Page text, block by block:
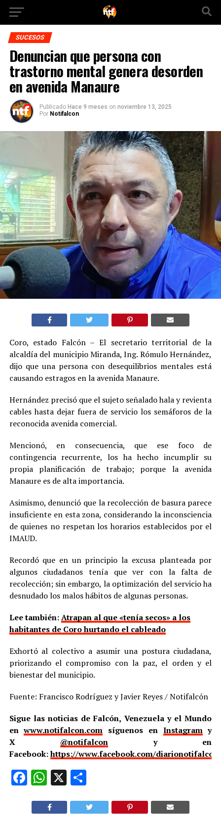
SUCESOS
Denuncian que persona con
trastorno mental genera desorden
en avenida Manaure
Publicado Hace 9 meses on noviembre 13, 2025
Por Notifalcon
Coro, estado Falcón – El secretario territorial de la
alcaldía del municipio Miranda, Ing. Rómulo Hernández,
dijo que una persona con desequilibrios mentales está
causando estragos en la avenida Manaure.
Hernández precisó que el sujeto señalado hala y revienta
cables hasta dejar fuera de servicio los semáforos de la
reconocida avenida comercial.
Mencionó, en consecuencia, que ese foco de
contingencia recurrente, los ha hecho incumplir su
propia planificación de trabajo; porque la avenida
Manaure es de alta importancia.
Asimismo, denunció que la recolección de basura parece
insuficiente en esta zona, considerando la inconsciencia
de quienes no respetan los horarios establecidos por el
IMAUD.
Recordó que en un principio la excusa planteada por
algunos ciudadanos tenía que ver con la falta de
recolección; sin embargo, la optimización del servicio ha
desnudado los malos hábitos de algunas personas.
Lee también:Atrapan al que «tenía secos» a los
habitantes de Coro hurtando el cableado
Exhortó al colectivo a asumir una postura ciudadana,
priorizando el compromiso con la paz, el orden y el
bienestar del municipio.
Fuente: Francisco Rodríguez y Javier Reyes / Notifalcón
Sigue las noticias de Falcón, Venezuela y el Mundo
enwww.notifalcon.com síguenos en Instagramy
X @notifalcon y en
Facebook:https://www.facebook.com/
Facebook
WhatsApp
X Compartir